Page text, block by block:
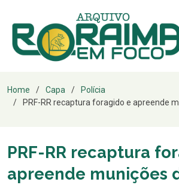
Home Capa
Polícia
PRF-RR recaptura foragido e apreende
PRF-RR recaptura
apreende munições